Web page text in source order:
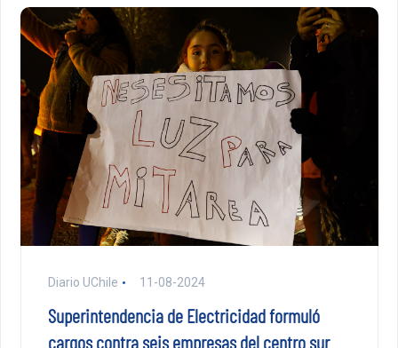
Diario UChile 11-08-2024
Superintendencia de Electricidad formuló
cargos contra seis empresas del centro sur